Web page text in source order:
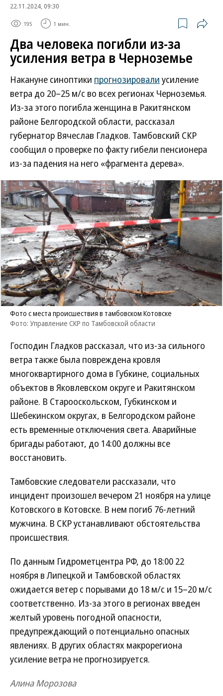
22.11.2024, 09:30
195 1 мин.
Два человека погибли из-за
усиления ветра в Черноземье
Накануне синоптики прогнозировали усиление
ветра до 20–25 м/с во всех регионах Черноземья.
Из-за этого погибла женщина в Ракитянском
районе Белгородской области, рассказал
губернатор Вячеслав Гладков. Тамбовский СКР
сообщил о проверке по факту гибели пенсионера
из-за падения на него «фрагмента дерева».
Фото с места происшествия в тамбовском Котовске
Фото: Управление СКР по Тамбовской области
Господин Гладков рассказал, что из-за сильного
ветра также была повреждена кровля
многоквартирного дома в Губкине, социальных
объектов в Яковлевском округе и Ракитянском
районе. В Старооскольском, Губкинском и
Шебекинском округах, в Белгородском районе
есть временные отключения света. Аварийные
бригады работают, до 14:00 должны все
восстановить.
Тамбовские следователи рассказали, что
инцидент произошел вечером 21 ноября на улице
Котовского в Котовске. В нем погиб 76-летний
мужчина. В СКР устанавливают обстоятельства
происшествия.
По данным Гидрометцентра РФ, до 18:00 22
ноября в Липецкой и Тамбовской областях
ожидается ветер с порывами до 18 м/с и 15–20 м/с
соответственно. Из-за этого в регионах введен
желтый уровень погодной опасности,
предупреждающий о потенциально опасных
явлениях. В других областях макрорегиона
усиление ветра не прогнозируется.
Алина Морозова